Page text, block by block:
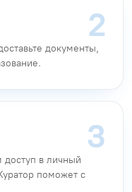
документы,
доступ в личный
поможет с